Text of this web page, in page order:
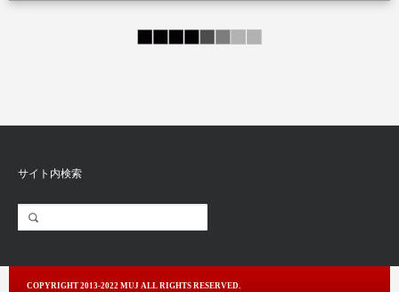
サイト内検索
COPYRIGHT 2013-2022 MUJ ALL RIGHTS RESERVED.